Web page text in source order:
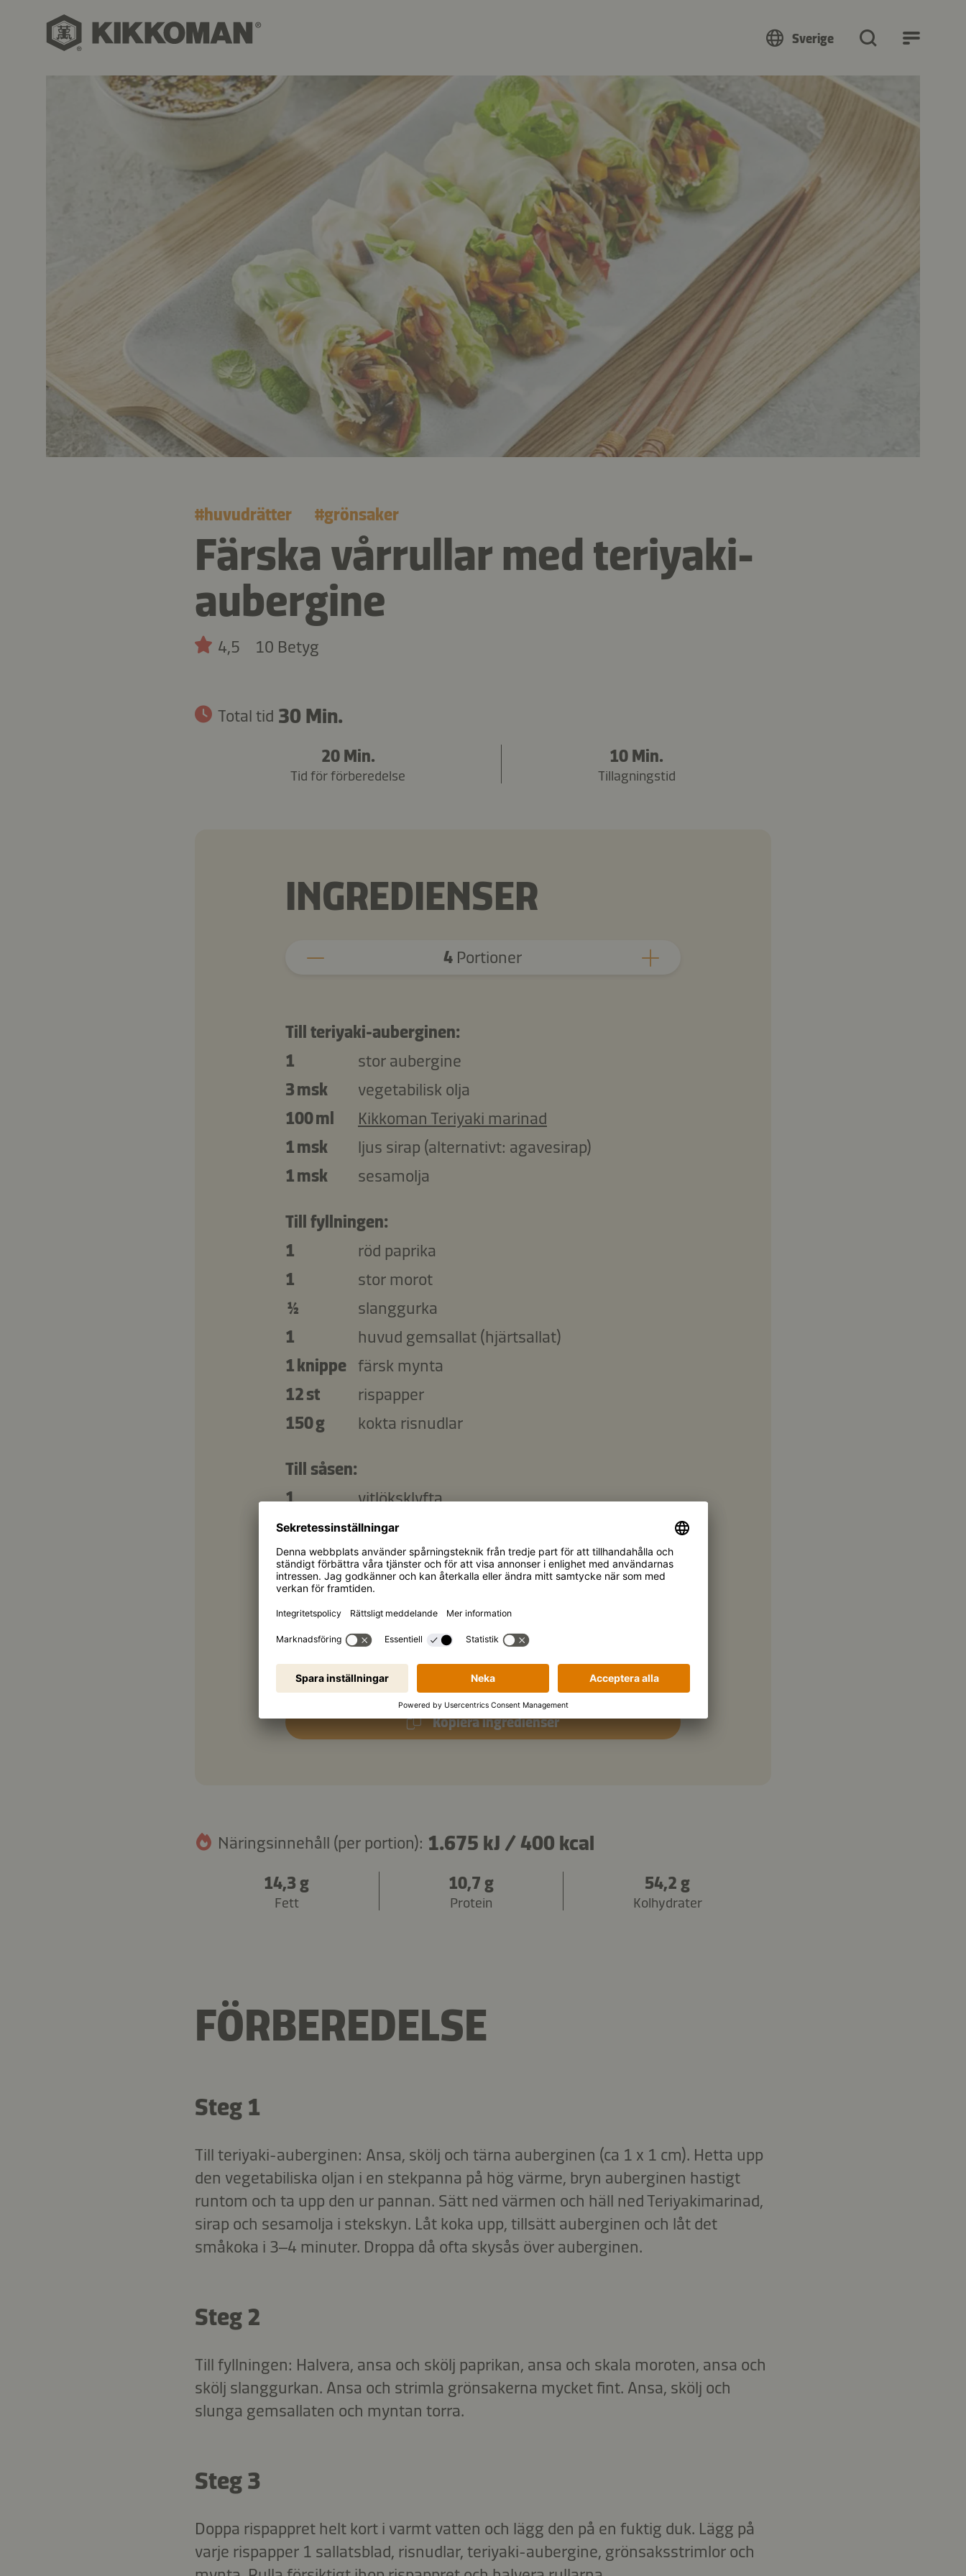
Sverige
#huvudrätter #grönsaker
Färska vårrullar med teriyaki-
aubergine
4,5 10 Betyg
Total tid 30 Min.
20 Min.
Tid för förberedelse
10 Min.
Tillagningstid
INGREDIENSER
4 Portioner
Till teriyaki-auberginen:
1
stor aubergine
3 msk
vegetabilisk olja
100 ml
Kikkoman Teriyaki marinad
1 msk
ljus sirap (alternativt: agavesirap)
1 msk
sesamolja
Till fyllningen:
1
röd paprika
1
stor morot
½
slanggurka
1
huvud gemsallat (hjärtsallat)
1 knippe färsk mynta
12 st
rispapper
150 g
kokta risnudlar
Till såsen:
1
vitlöksklyfta
100 ml
Kikkoman Teriyaki marinad
2 tsk
sesamfrön
3 msk
limesaft
1 msk
ljus sirap (alternativt: agavesirap)
1 msk
salladslöksringar
Kopiera ingredienser
Näringsinnehåll (per portion): 1.675 kJ / 400 kcal
14,3 g
Fett
10,7 g
Protein
54,2 g
Kolhydrater
FÖRBEREDELSE
Steg 1
Till teriyaki-auberginen: Ansa, skölj och tärna auberginen (ca 1 x 1 cm). Hetta upp
den vegetabiliska oljan i en stekpanna på hög värme, bryn auberginen hastigt
runtom och ta upp den ur pannan. Sätt ned värmen och häll ned Teriyakimarinad,
sirap och sesamolja i stekskyn. Låt koka upp, tillsätt auberginen och låt det
småkoka i 3–4 minuter. Droppa då ofta skysås över auberginen.
Steg 2
Till fyllningen: Halvera, ansa och skölj paprikan, ansa och skala moroten, ansa och
skölj slanggurkan. Ansa och strimla grönsakerna mycket fint. Ansa, skölj och
slunga gemsallaten och myntan torra.
Steg 3
Doppa rispappret helt kort i varmt vatten och lägg den på en fuktig duk. Lägg på
varje rispapper 1 sallatsblad, risnudlar, teriyaki-aubergine, grönsaksstrimlor och